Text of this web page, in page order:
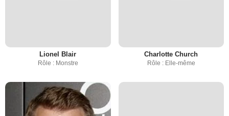
Lionel Blair
Rôle : Monstre
Charlotte Church
Rôle : Elle-même